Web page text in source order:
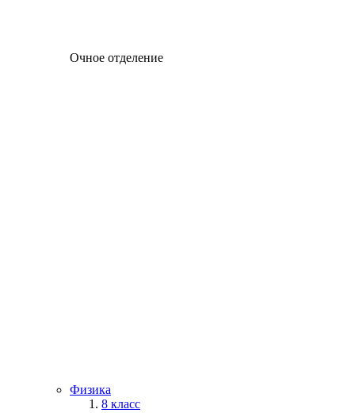
Очное отделение
Физика
8 класс